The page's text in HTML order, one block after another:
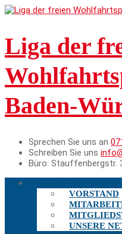
Liga der
Baden-
Sprechen Sie uns an
Schreiben Sie uns
Büro: Stauffenbergstr.
VORSTAND
UNSERE